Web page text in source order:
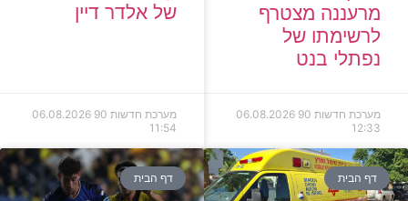
מרעננה מצטרף
לרשימתו של
נפתלי בנט
מערכת חדשות 90
06.08.2026
12:33
של אלדר דיין
מערכת חדשות 90
06.08.2026
11:54
דף הבית דף הבית